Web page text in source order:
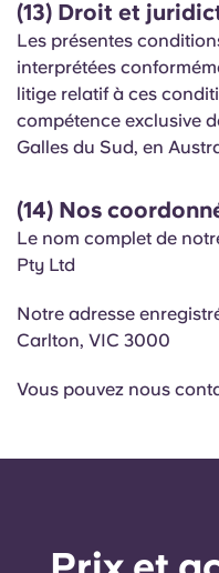
(13) Droit et
Les présentes
interprétées
litige relatif à ces
compétence exclusive
Galles du Sud, en
(14) Nos
Le nom complet de
Pty Ltd
Notre adresse
Carlton, VIC 3000
Vous pouvez nous